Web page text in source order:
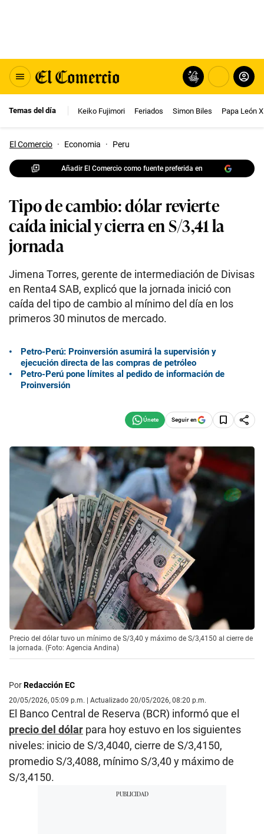
Temas del día Keiko Fujimori Feriados Simon Biles Papa León
El Comercio · Economia · Peru
Añadir El Comercio como fuente preferida en
Tipo de cambio: dólar revierte
caída inicial y cierra en S/3,41 la
jornada
Jimena Torres, gerente de intermediación de Divisas
en Renta4 SAB, explicó que la jornada inició con
caída del tipo de cambio al mínimo del día en los
primeros 30 minutos de mercado.
Petro-Perú: Proinversión asumirá la supervisión y
ejecución directa de las compras de petróleo
Petro-Perú pone límites al pedido de información de
Proinversión
Seguir en
Precio del dólar tuvo un mínimo de S/3,40 y máximo de S/3,4150 al cierre de
la jornada. (Foto: Agencia Andina)
PorRedacción EC
20/05/2026, 05:09 p.m. | Actualizado 20/05/2026, 08:20 p.m.
El Banco Central de Reserva (BCR) informó que el
precio del dólar para hoy estuvo en los siguientes
niveles: inicio de S/3,4040, cierre de S/3,4150,
promedio S/3,4088, mínimo S/3,40 y máximo de
S/3,4150.